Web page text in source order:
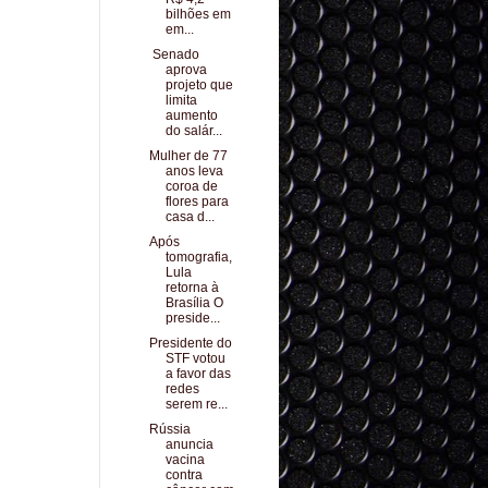
bilhões em
em...
Senado
aprova
projeto que
limita
aumento
do salár...
Mulher de 77
anos leva
coroa de
flores para
casa d...
Após
tomografia,
Lula
retorna à
Brasília O
preside...
Presidente do
STF votou
a favor das
redes
serem re...
Rússia
anuncia
vacina
contra